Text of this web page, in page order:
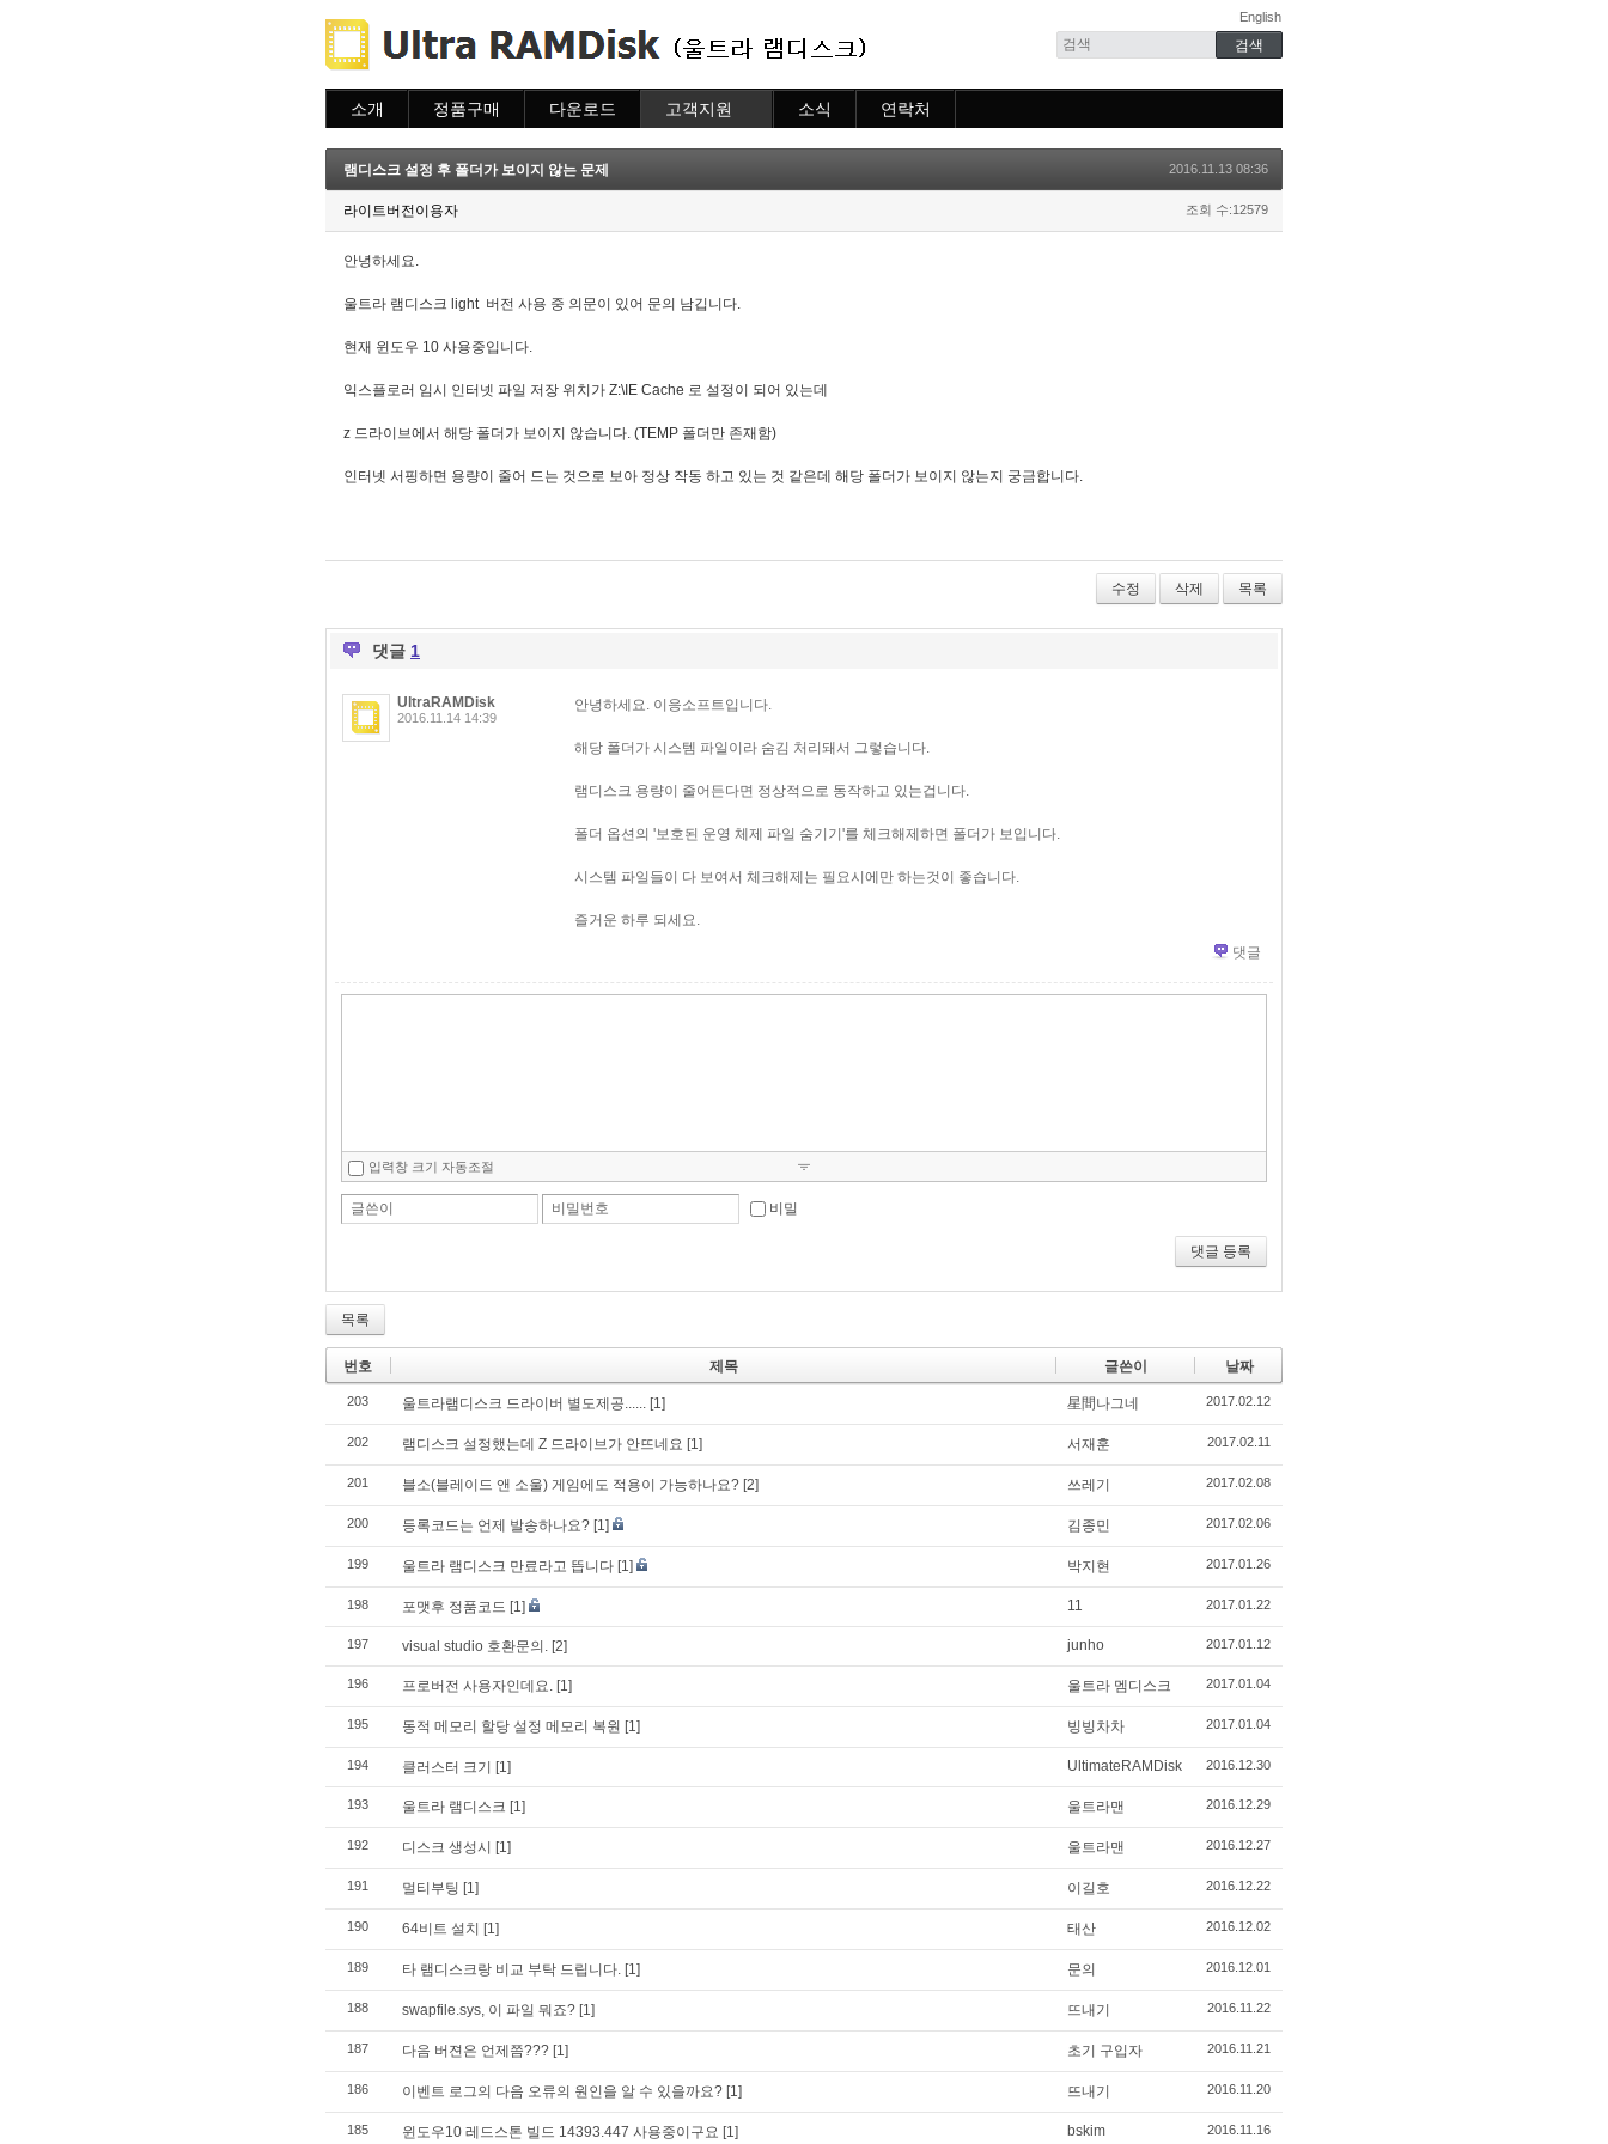
English
소개 정품구매
주문조회
이용안내
다운로드 고객지원
질문하기
소식 연락처
램디스크 설정 후 폴더가 보이지 않는 문제
2016.11.13 08:36
라이트버전이용자 조회 수:12579
안녕하세요.
울트라 램디스크 light 버전 사용 중 의문이 있어 문의 남깁니다.
현재 윈도우 10 사용중입니다.
익스플로러 임시 인터넷 파일 저장 위치가 Z:\IE Cache 로 설정이 되어 있는데
z 드라이브에서 해당 폴더가 보이지 않습니다. (TEMP 폴더만 존재함)
인터넷 서핑하면 용량이 줄어 드는 것으로 보아 정상 작동 하고 있는 것 같은데 해당 폴더가 보이지 않는지 궁금합니다.
수정 삭제 목록
댓글 1
UltraRAMDisk
2016.11.14 14:39
안녕하세요. 이응소프트입니다.
해당 폴더가 시스템 파일이라 숨김 처리돼서 그렇습니다.
램디스크 용량이 줄어든다면 정상적으로 동작하고 있는겁니다.
폴더 옵션의 '보호된 운영 체제 파일 숨기기'를 체크해제하면 폴더가 보입니다.
시스템 파일들이 다 보여서 체크해제는 필요시에만 하는것이 좋습니다.
즐거운 하루 되세요.
댓글
뛰
입력창 크기 자동조절
글쓴이 비밀번호 비밀
댓글 등록
목록
번호 제목 글쓴이 날짜
203 울트라램디스크 드라이버 별도제공...... [1] 星間나그네 2017.02.12
202 램디스크 설정했는데 Z 드라이브가 안뜨네요 [1] 서재훈 2017.02.11
201 블소(블레이드 앤 소울) 게임에도 적용이 가능하나요? [2] 쓰레기 2017.02.08
200 등록코드는 언제 발송하나요? [1] 김종민 2017.02.06
199 울트라 램디스크 만료라고 뜹니다 [1] 박지현 2017.01.26
198 포맷후 정품코드 [1] 11 2017.01.22
197 visual studio 호환문의. [2] junho 2017.01.12
196 프로버전 사용자인데요. [1] 울트라 멤디스크 2017.01.04
195 동적 메모리 할당 설정 메모리 복원 [1] 빙빙차차 2017.01.04
194 클러스터 크기 [1] UltimateRAMDisk 2016.12.30
193 울트라 램디스크 [1] 울트라맨 2016.12.29
192 디스크 생성시 [1] 울트라맨 2016.12.27
191 멀티부팅 [1] 이길호 2016.12.22
190 64비트 설치 [1] 태산 2016.12.02
189 타 램디스크랑 비교 부탁 드립니다. [1] 문의 2016.12.01
188 swapfile.sys, 이 파일 뭐죠? [1] 뜨내기 2016.11.22
187 다음 버젼은 언제쯤??? [1] 초기 구입자 2016.11.21
186 이벤트 로그의 다음 오류의 원인을 알 수 있을까요? [1] 뜨내기 2016.11.20
185 윈도우10 레드스톤 빌드 14393.447 사용중이구요 [1] bskim 2016.11.16